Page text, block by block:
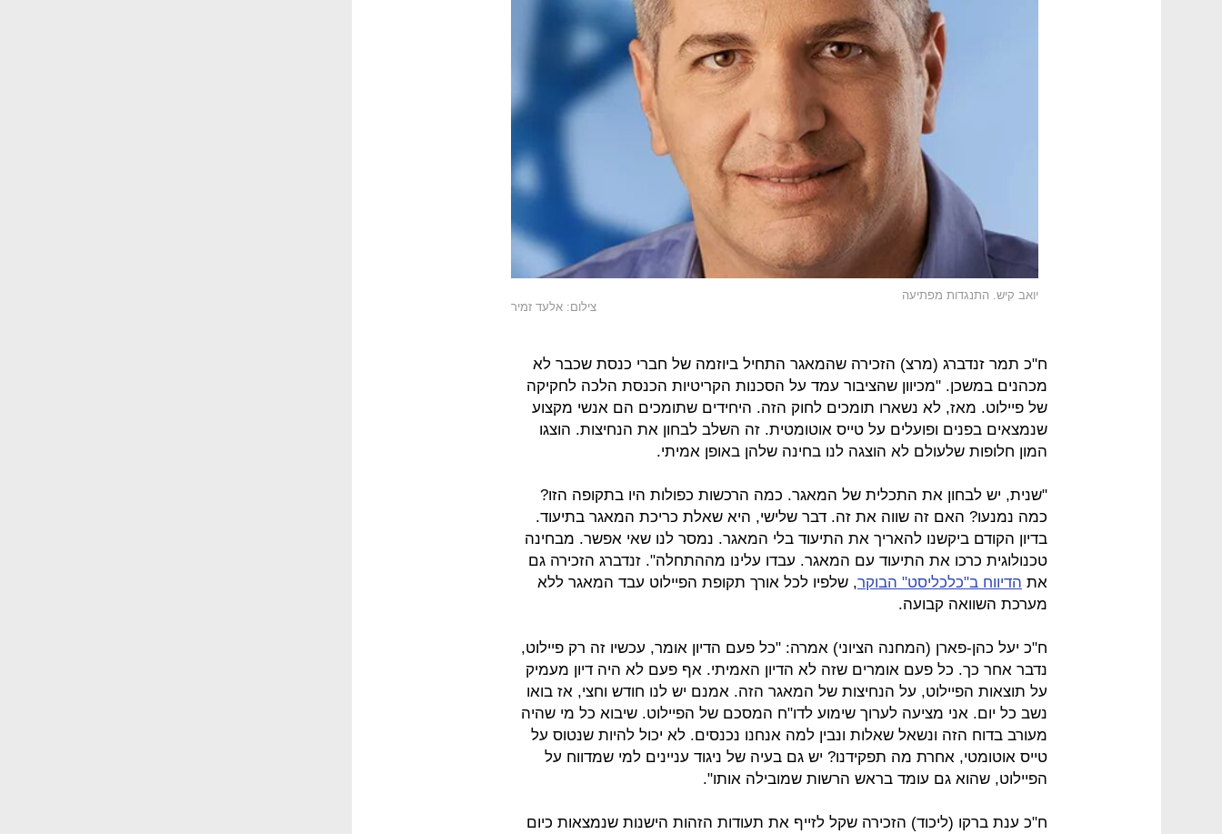
יואב קיש. התנגדות מפתיעה
צילום: אלעד זמיר
ח"כ תמר זנדברג (מרצ) הזכירה שהמאגר התחיל ביוזמה של חברי כנסת שכבר לא
מכהנים במשכן. "מכיוון שהציבור עמד על הסכנות הקריטיות הכנסת הלכה לחקיקה
של פיילוט. מאז, לא נשארו תומכים לחוק הזה. היחידים שתומכים הם אנשי מקצוע
שנמצאים בפנים ופועלים על טייס אוטומטית. זה השלב לבחון את הנחיצות. הוצגו
המון חלופות שלעולם לא הוצגה לנו בחינה שלהן באופן אמיתי.
"שנית, יש לבחון את התכלית של המאגר. כמה הרכשות כפולות היו בתקופה הזו?
כמה נמנעו? האם זה שווה את זה. דבר שלישי, היא שאלת כריכת המאגר בתיעוד.
בדיון הקודם ביקשנו להאריך את התיעוד בלי המאגר. נמסר לנו שאי אפשר. מבחינה
טכנולוגית כרכו את התיעוד עם המאגר. עבדו עלינו מההתחלה". זנדברג הזכירה גם
את הדיווח ב"כלכליסט" הבוקר, שלפיו לכל אורך תקופת הפיילוט עבד המאגר ללא
מערכת השוואה קבועה.
ח"כ יעל כהן-פארן (המחנה הציוני) אמרה: "כל פעם הדיון אומר, עכשיו זה רק פיילוט,
נדבר אחר כך. כל פעם אומרים שזה לא הדיון האמיתי. אף פעם לא היה דיון מעמיק
על תוצאות הפיילוט, על הנחיצות של המאגר הזה. אמנם יש לנו חודש וחצי, אז בואו
נשב כל יום. אני מציעה לערוך שימוע לדו"ח המסכם של הפיילוט. שיבוא כל מי שהיה
מעורב בדוח הזה ונשאל שאלות ונבין למה אנחנו נכנסים. לא יכול להיות שנטוס על
טייס אוטומטי, אחרת מה תפקידנו? יש גם בעיה של ניגוד עניינים למי שמדווח על
הפיילוט, שהוא גם עומד בראש הרשות שמובילה אותו".
ח"כ ענת ברקו (ליכוד) הזכירה שקל לזייף את תעודות הזהות הישנות שנמצאות כיום